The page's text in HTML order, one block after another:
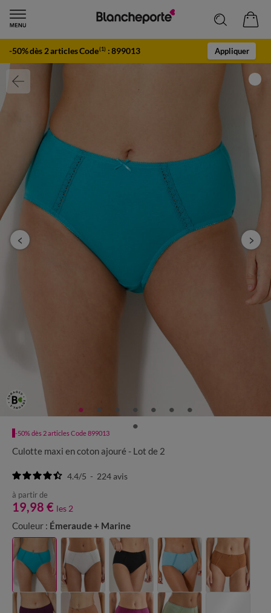
-50% dès 2 articles Code(1) :899013 Appliquer
-50% dès 2 articles Code 899013
Culotte maxi en coton ajouré - Lot de 2
4.4/5 - 224avis
à partir de
19,98 € les 2
Couleur : Émeraude + Marine